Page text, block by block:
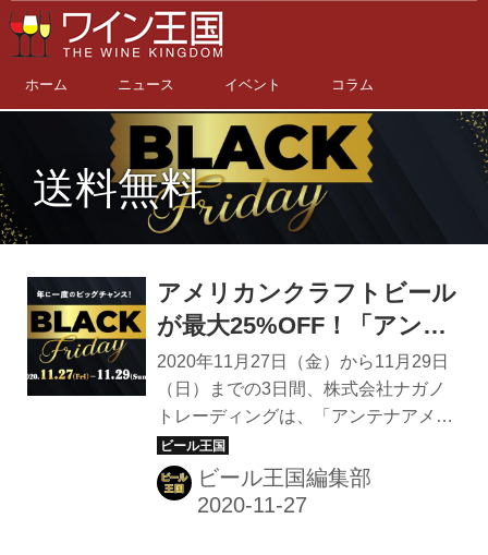
ホーム ニュース イベント コラム
送料無料
アメリカンクラフトビール
が最大25%OFF！「アンテ
ナアメリカ・ブラックフラ
イデー」11月27日(金)～
29（日）開催
2020年11月27日（金）から11月29日
（日）までの3日間、株式会社ナガノ
トレーディングは、「アンテナアメリ
カ」の各店舗とオンラインストアで
「アンテナアメリカ・ブラックフライ
デー」を開催。 期間中は対象のアメリ
ビール王国編集部